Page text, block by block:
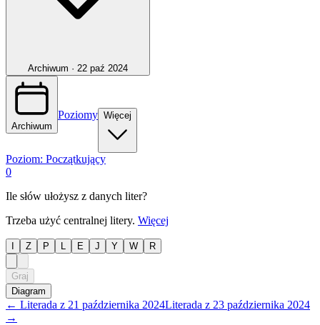
Archiwum · 22 paź 2024
Archiwum
Poziomy Więcej
Poziom: Początkujący
0
Ile słów ułożysz z danych liter?
Trzeba użyć centralnej litery. Więcej
Z P L E J Y W R
Graj
Diagram
← Literada z 21 października 2024Literada z 23 października 2024
→